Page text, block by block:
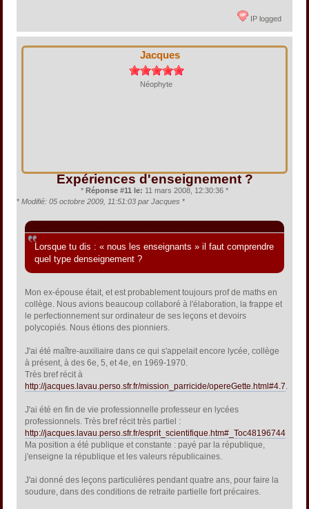
IP logged
Jacques
Néophyte
Expériences d'enseignement ?
* Réponse #11 le: 11 mars 2008, 12:30:36 *
* Modifié: 05 octobre 2009, 11:51:03 par Jacques *
Lorsque tu dis : « nous les enseignants » il faut comprendre
quel type denseignement ?
Mon ex-épouse était, et est probablement toujours prof de maths en
collège. Nous avions beaucoup collaboré à l'élaboration, la frappe et
le perfectionnement sur ordinateur de ses leçons et devoirs
polycopiés. Nous étions des pionniers.
J'ai été maître-auxiliaire dans ce qui s'appelait encore lycée, collège
à présent, à des 6e, 5, et 4e, en 1969-1970.
Très bref récit à
http://jacques.lavau.perso.sfr.fr/mission_parricide/opereGette.html#4.7.
J'ai été en fin de vie professionnelle professeur en lycées
professionnels. Très bref récit très partiel :
http://jacques.lavau.perso.sfr.fr/esprit_scientifique.htm#_Toc48196744
Ma position a été publique et constante : payé par la république,
j'enseigne la république et les valeurs républicaines.
J'ai donné des leçons particulières pendant quatre ans, pour faire la
soudure, dans des conditions de retraite partielle fort précaires.